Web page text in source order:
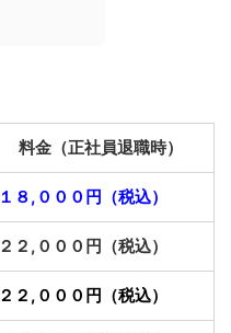
料金（正社員退職時）
１８,０００円（税込）
２２,０００円（税込）
２２,０００円（税込）